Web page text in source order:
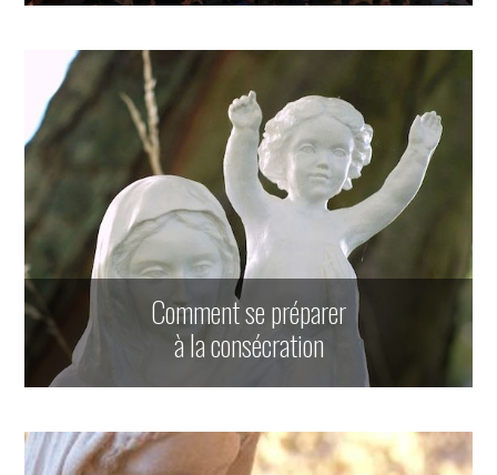
Comment se préparer
à la consécration